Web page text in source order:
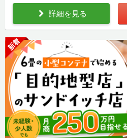
詳細を見る
新着